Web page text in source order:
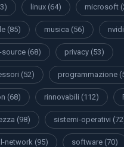
linux (64) microsoft
(85) musica (56)
source (68) privacy (53)
(52) programmazione
(68) rinnovabili (112)
(98) sistemi-operativi
network (95) software (70)